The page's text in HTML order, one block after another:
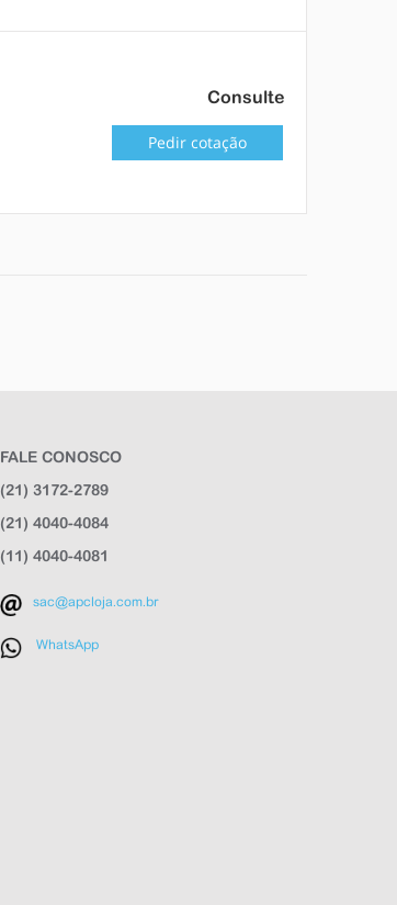
Consulte
Pedir cotação
FALE CONOSCO
(21) 3172-2789
(21) 4040-4084
(11) 4040-4081
sac@apcloja.com.br
WhatsApp